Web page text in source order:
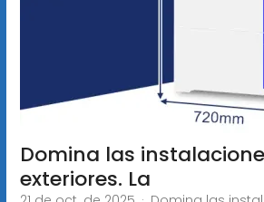
Domina las
exteriores. La